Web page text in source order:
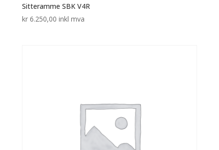
Sitteramme SBK V4R
kr6.250,00 inkl mva